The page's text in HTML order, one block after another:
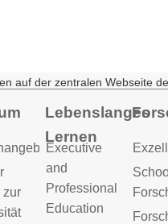
auf der zentralen Webseite
zur
Lebenslanges
Lernen
Executive
and
Professional
Education